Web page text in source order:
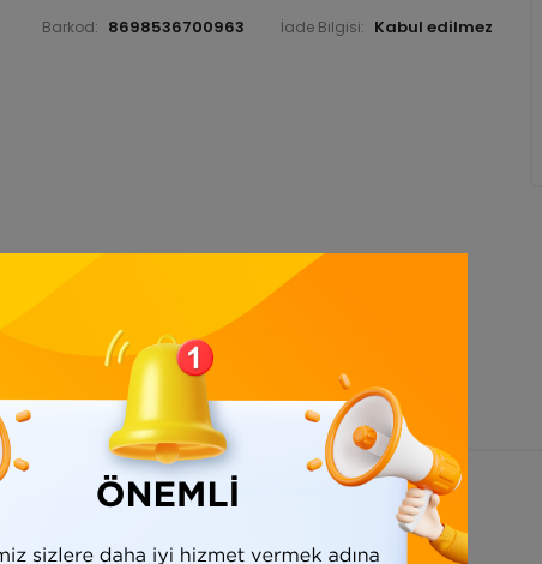
Barkod: 8698536700963 İade Bilgisi:
Ürün Bilgisi Yorumlar (0)